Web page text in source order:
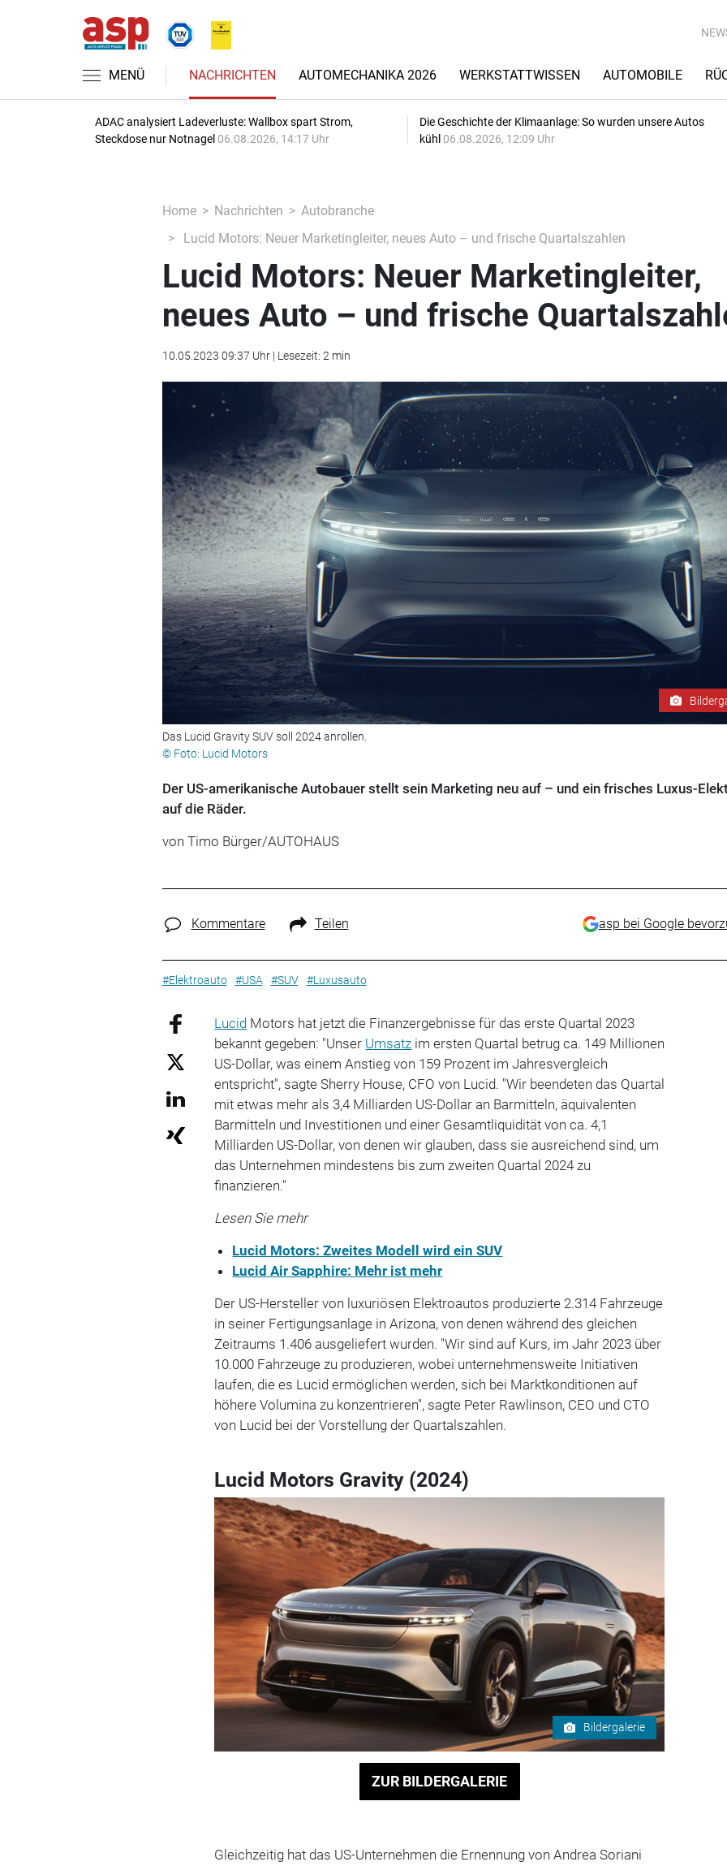
MENÜ NACHRICHTEN AUTOMECHANIKA 2026 WERKSTATTWISSEN AUTOMOBILE
ADAC analysiert Ladeverluste: Wallbox spart Strom,
Steckdose nur Notnagel 06.08.2026, 14:17 Uhr
Die Geschichte der Klimaanlage: So wurden unsere Autos
kühl 06.08.2026, 12:09 Uhr
Home Nachrichten
Autobranche
Lucid Motors: Neuer Marketingleiter, neues Auto – und frische Quartalszahlen
Lucid Motors: Neuer Marketingleiter,
neues Auto – und frische
10.05.2023 09:37 Uhr | Lesezeit: 2 min
Das Lucid Gravity SUV soll 2024 anrollen.
© Foto: Lucid Motors
Der US-amerikanische Autobauer stellt sein Marketing neu auf – und ein frisches Luxus-
auf die Räder.
von Timo Bürger/AUTOHAUS
Kommentare Teilen asp bei Google
#Elektroauto #USA #SUV #Luxusauto
Lucid Motors hat jetzt die Finanzergebnisse für das erste Quartal 2023
bekannt gegeben: "Unser Umsatz im ersten Quartal betrug ca. 149 Millionen
US-Dollar, was einem Anstieg von 159 Prozent im Jahresvergleich
entspricht", sagte Sherry House, CFO von Lucid. "Wir beendeten das Quartal
mit etwas mehr als 3,4 Milliarden US-Dollar an Barmitteln, äquivalenten
Barmitteln und Investitionen und einer Gesamtliquidität von ca. 4,1
Milliarden US-Dollar, von denen wir glauben, dass sie ausreichend sind, um
das Unternehmen mindestens bis zum zweiten Quartal 2024 zu
finanzieren."
Lesen Sie mehr
Lucid Motors: Zweites Modell wird ein SUV
Lucid Air Sapphire: Mehr ist mehr
Der US-Hersteller von luxuriösen Elektroautos produzierte 2.314 Fahrzeuge
in seiner Fertigungsanlage in Arizona, von denen während des gleichen
Zeitraums 1.406 ausgeliefert wurden. "Wir sind auf Kurs, im Jahr 2023 über
10.000 Fahrzeuge zu produzieren, wobei unternehmensweite Initiativen
laufen, die es Lucid ermöglichen werden, sich bei Marktkonditionen auf
höhere Volumina zu konzentrieren", sagte Peter Rawlinson, CEO und CTO
von Lucid bei der Vorstellung der Quartalszahlen.
Lucid Motors Gravity (2024)
Bildergalerie
ZUR BILDERGALERIE
Gleichzeitig hat das US-Unternehmen die Ernennung von Andrea Soriani